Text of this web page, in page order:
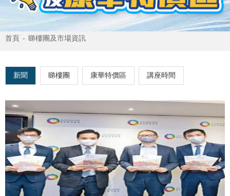
首頁 - 睇樓團及市場資訊
新聞 睇樓團 康華特價區 講座時間